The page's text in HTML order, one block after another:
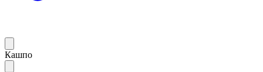
Кашпо